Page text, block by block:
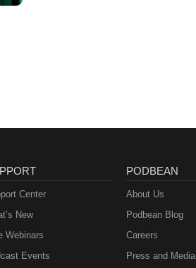
Center
New
Webinars
Events
PODBEAN
About Us
Podbean Blog
Careers
Press and Media